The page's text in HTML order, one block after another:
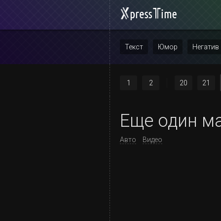
Текст Юмор Негатив
1
2 20 21
Еще один
Авто Видео